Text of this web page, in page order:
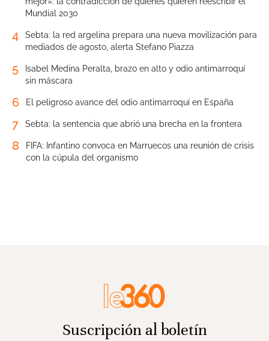
Mundial 2030
4
Sebta: la red argelina prepara una nueva movilización para
mediados de agosto, alerta Stefano Piazza
5
Isabel Medina Peralta, brazo en alto y odio antimarroquí
sin máscara
6 El peligroso avance del odio antimarroquí en España
7 Sebta: la sentencia que abrió una brecha en la frontera
8
FIFA: Infantino convoca en Marruecos una reunión de crisis
con la cúpula del organismo
Suscripción al boletín